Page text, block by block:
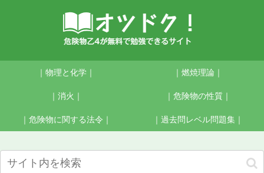
｜物理と化学｜ ｜燃焼理論｜
｜消火｜ ｜危険物の性質｜
｜危険物に関する法令｜ ｜過去問レベル問題集｜